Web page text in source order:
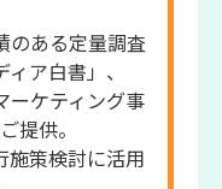
のある定量調査
ア白書」、
ーケティング事
提供。
施策検討に活用